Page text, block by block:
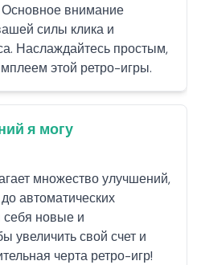
Основное внимание
силы клика и
Наслаждайтесь простым,
этой ретро-игры.
я могу
множество улучшений,
автоматических
себя новые и
увеличить свой счет и
черта ретро-игр!